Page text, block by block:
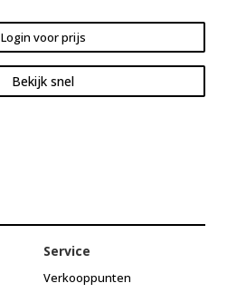
Login voor prijs
Bekijk snel
Service
Verkooppunten